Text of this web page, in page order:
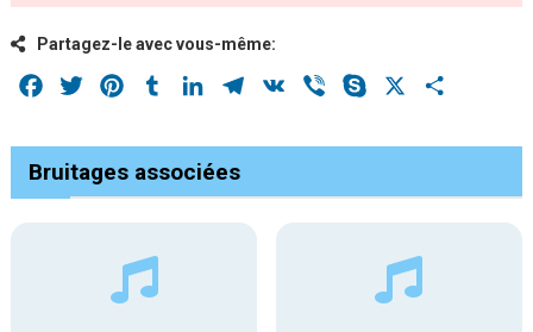
Partagez-le avec vous-même:
Facebook
Twitter PinterestTumblrLinkedInTelegram
VK Viber Skype
Bruitages associées